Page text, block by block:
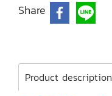
Share
Product description